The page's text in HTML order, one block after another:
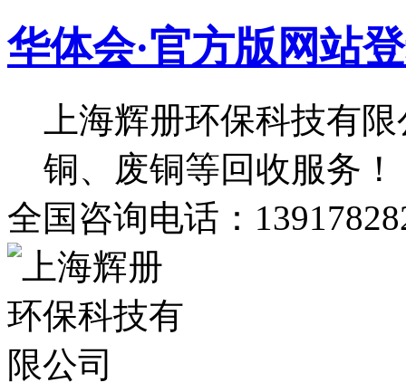
华体会·官方版网站
上海辉册环保科技有
铜、废铜等回收服务！
全国咨询电话：